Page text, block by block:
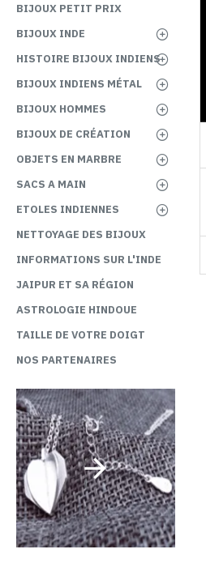
BIJOUX PETIT PRIX
BIJOUX INDE
HISTOIRE BIJOUX INDIENS
BIJOUX INDIENS MÉTAL
BIJOUX HOMMES
BIJOUX DE CRÉATION
OBJETS EN MARBRE
SACS A MAIN
ETOLES INDIENNES
NETTOYAGE DES BIJOUX
INFORMATIONS SUR L'INDE
JAIPUR ET SA RÉGION
ASTROLOGIE HINDOUE
TAILLE DE VOTRE DOIGT
NOS PARTENAIRES